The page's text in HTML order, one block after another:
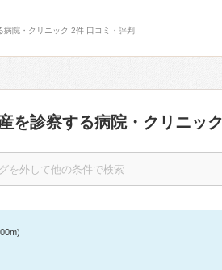
院・クリニック 2件 口コミ・評判
を診察する病院・クリニック